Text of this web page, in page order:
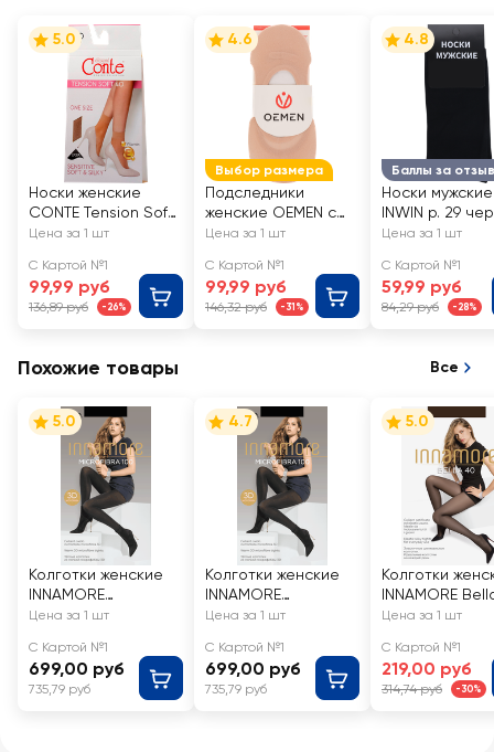
5.0
Носки женские
CONTE Tension Soft
40 den, natural, Арт.
Цена за 1 шт
С Картой №1
99,99 руб
136,89 руб -26%
Выбор размера
4.6
Подследники
женские OEMEN с
силиконовой
бежевые, Арт.
KP006
Цена за 1 шт
С Картой №1
99,99 руб
146,32 руб -31%
Баллы за отзыв
4.8
Носки мужские
INWIN р. 29
Арт. BMS02-01
Цена за 1 шт
С Картой №1
59,99 руб
84,29 руб -28%
Похожие товары Все
5.0
Колготки женские
INNAMORE
Microfibra 100 den
Цена за 1 шт
С Картой №1
699,00 руб
735,79 руб
4.7
Колготки женские
INNAMORE
Microfibra 100 den
Цена за 1 шт
С Картой №1
699,00 руб
735,79 руб
5.0
Колготки
INNAMORE
den Moka 2
Цена за 1 шт
С Картой №1
219,00 руб
314,74 руб -30%